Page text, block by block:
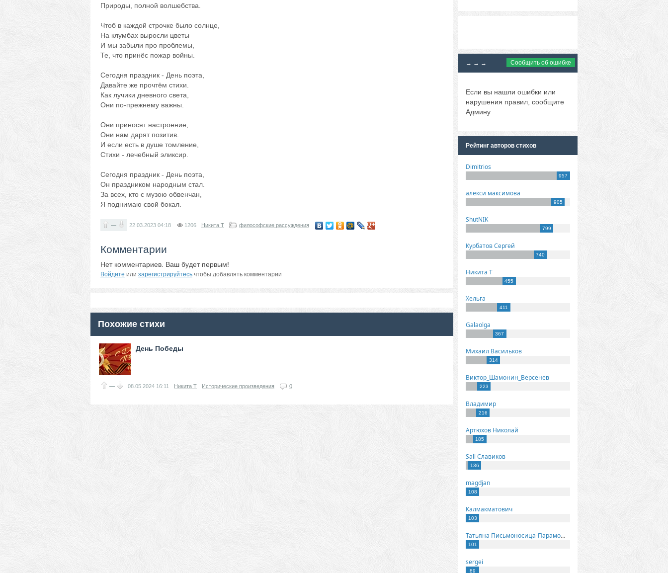
Природы, полной волшебства.
Чтоб в каждой строчке было солнце,
На клумбах выросли цветы
И мы забыли про проблемы,
Те, что принёс пожар войны.
Сегодня праздник - День поэта,
Давайте же прочтём стихи.
Как лучики дневного света,
Они по-прежнему важны.
Они приносят настроение,
Они нам дарят позитив.
И если есть в душе томление,
Стихи - лечебный эликсир.
Сегодня праздник - День поэта,
Он праздником народным стал.
За всех, кто с музою обвенчан,
Я поднимаю свой бокал.
— 22.03.2023 04:18 1206 Никита Т философские рассуждения
Комментарии
Нет комментариев. Ваш будет первым!
Войдите или зарегистрируйтесь чтобы добавлять комментарии
Похожие стихи
День Победы
— 08.05.2024 16:11 Никита Т Исторические произведения 0
→ → → Сообщить об ошибке
Если вы нашли ошибки или
нарушения правил, сообщите
Админу
Рейтинг авторов стихов
Dimitrios
957
алекси максимова
905
ShutNIK
799
Курбатов Сергей
740
Никита Т
455
Хельга
411
Galaolga
367
Михаил Васильков
314
Виктор_Шамонин_Версенев
223
Владимир
216
Артюхов Николай
185
Sall Славиков
136
magdjan
108
Калмакматович
103
Татьяна Письмоносица-Парамонова
101
sergei
89